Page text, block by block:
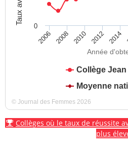
Année
Collège Jean
Moyenne
2006 2008 2010 2012 2014
0
© Journal des Femmes 2026
Collèges où le taux de réussite
plus